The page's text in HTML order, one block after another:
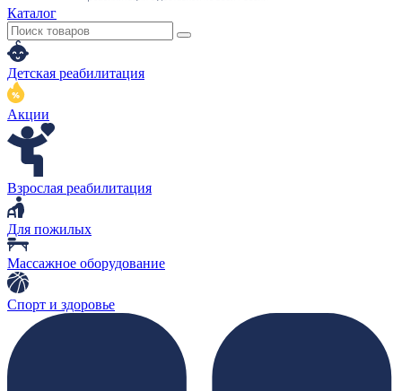
Каталог
Детская реабилитация
Акции
Взрослая реабилитация
Для пожилых
Массажное оборудование
Спорт и здоровье